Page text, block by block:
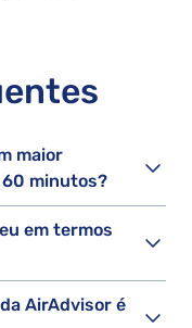
maior
minutos?
em termos
AirAdvisor é